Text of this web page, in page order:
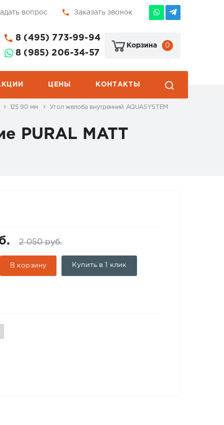
вопрос Заказать звонок
8 (495) 773-99-94
8 (985) 206-34-57
Корзина 0
ЦЕНЫ КОНТАКТЫ
125 90 мм
Угол желоба внутренний AQUASYSTEM
PURAL MATT
2 050 руб.
В корзину Купить в 1 клик